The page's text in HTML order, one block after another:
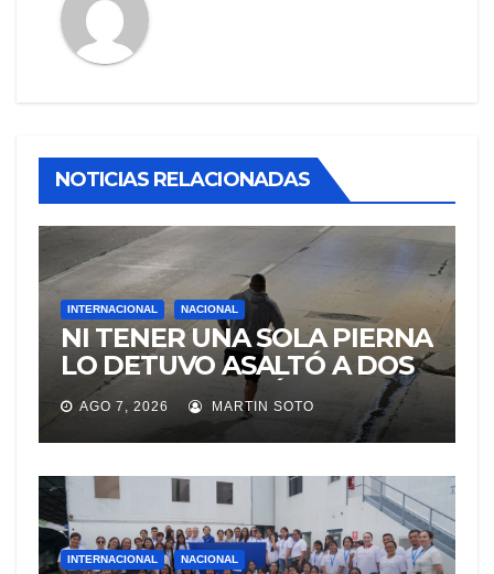
NOTICIAS RELACIONADAS
INTERNACIONAL NACIONAL
NI TENER UNA SOLA PIERNA
LO DETUVO ASALTÓ A DOS
MUJERES Y HUYÓ
BRINCANDO.
AGO 7, 2026 MARTIN SOTO
INTERNACIONAL NACIONAL